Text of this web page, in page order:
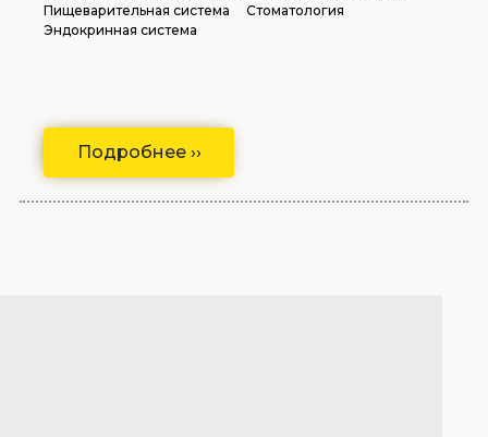
Подробнее ››
Пищеварительная система
Стоматология
Эндокринная система